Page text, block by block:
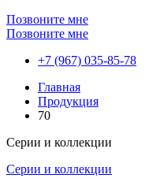
Позвоните мне
Позвоните мне
+7 (967) 035-85-78
Главная
Продукция
70
Серии и коллекции
Серии и коллекции